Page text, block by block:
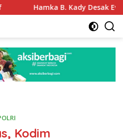
B. Kady Desak Evaluasi
Kodim